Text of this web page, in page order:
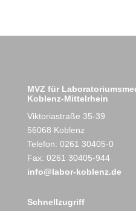
MVZ für
Koblenz-Mittelrhein
Viktoriastraße 35-39
56068 Koblenz
Telefon: 0261 30405-0
Fax: 0261 30405-944
info@labor-koblenz.de
Schnellzugriff